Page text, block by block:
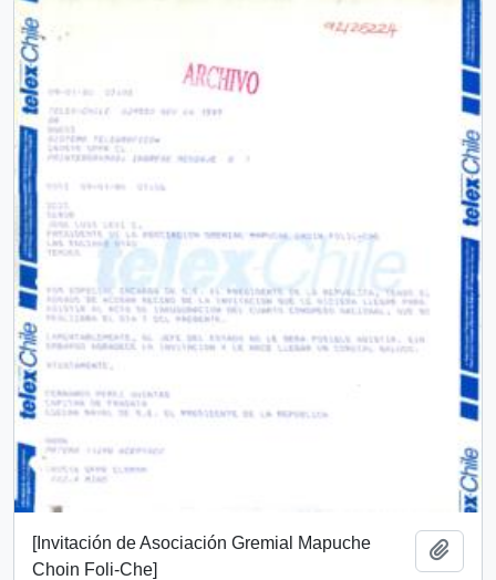
[Invitación de Asociación Gremial Mapuche
Choin Foli-Che]